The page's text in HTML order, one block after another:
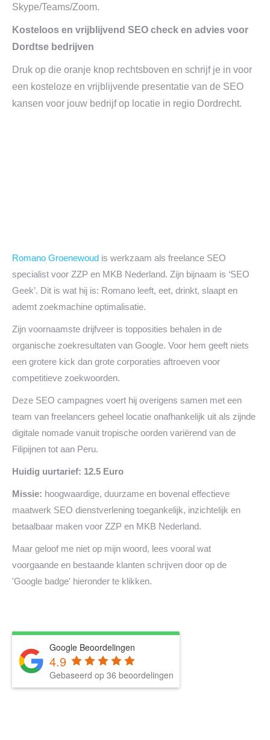
Skype/Teams/Zoom.
Kosteloos en vrijblijvend SEO check en advies voor
Dordtse bedrijven
Druk op die oranje knop rechtsboven en schrijf je in voor
een kosteloze en vrijblijvende presentatie van de SEO
kansen voor jouw bedrijf op locatie in regio Dordrecht.
Romano Groenewoud is werkzaam als freelance SEO
specialist voor ZZP en MKB Nederland. Zijn bijnaam is ‘SEO
Geek’. Dit is wat hij is: Romano leeft, eet, drinkt, slaapt en
ademt zoekmachine optimalisatie.
Zijn voornaamste drijfveer is topposities behalen in de
organische zoekresultaten van Google. Voor hem geeft niets
een grotere kick dan grote corporaties aftroeven voor
competitieve zoekwoorden.
Deze SEO campagnes voert hij overigens samen met een
team van freelancers geheel locatie onafhankelijk uit als zijnde
digitale nomade vanuit tropische oorden variërend van de
Filipijnen tot aan Peru.
Huidig uurtarief: 12.5 Euro
Missie: hoogwaardige, duurzame en bovenal effectieve
maatwerk SEO dienstverlening toegankelijk, inzichtelijk en
betaalbaar maken voor ZZP en MKB Nederland.
Maar geloof me niet op mijn woord, lees vooral wat
voorgaande en bestaande klanten schrijven door op de
'Google badge' hieronder te klikken.
Google Beoordelingen
4.9
Gebaseerd op 36 beoordelingen